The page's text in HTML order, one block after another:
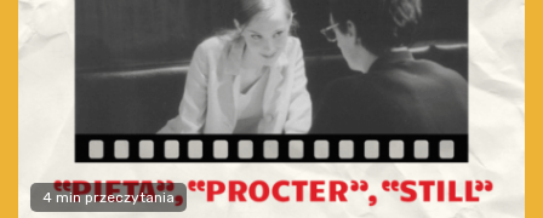
4 min przeczytania